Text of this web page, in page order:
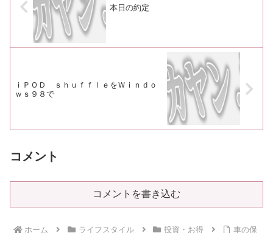
本日の約定
ｉＰＯＤ ｓｈｕｆｆｌｅをＷｉｎｄｏ
ｗｓ９８で
コメント
コメントを書き込む
ホーム ライフスタイル 投資・お得
車の保